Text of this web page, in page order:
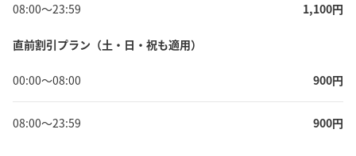
08:00〜23:59 1,100円
直前割引プラン（土・日・祝も適用）
00:00〜08:00 900円
08:00〜23:59 900円